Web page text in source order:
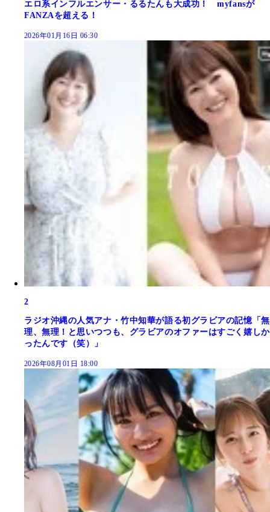
エロ系インフルエンサー・るるたんも大成功！ myfansが
FANZAを超える！
2026年01月16日 06:30
2
ラジオ沖縄の人気アナ・竹中知華が語る初グラビアの記憶「無
理、無理！と思いつつも、グラビアのオファーはすごく嬉しか
ったんです（笑）」
2026年08月01日 18:00